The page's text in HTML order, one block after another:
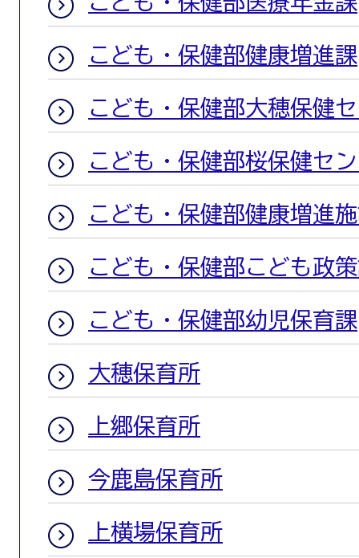
こども・保健部健康増進課
こども・保健部大穂保健
こども・保健部桜保健セ
こども・保健部健康増進
こども・保健部こども政
こども・保健部幼児保育課
大穂保育所
上郷保育所
今鹿島保育所
上横場保育所